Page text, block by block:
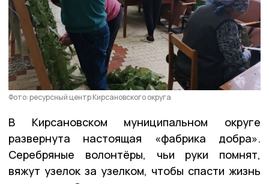
Фото: ресурсный центр Кирсановского округа
В Кирсановском муниципальном округе
развернута настоящая «фабрика добра».
Серебряные волонтёры, чьи руки помнят,
вяжут узелок за узелком, чтобы спасти жизнь